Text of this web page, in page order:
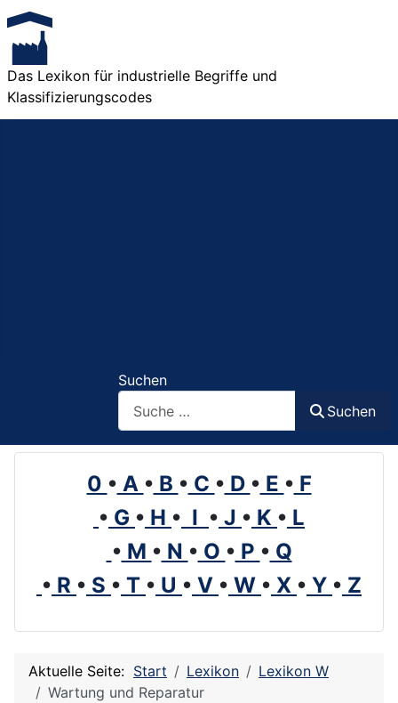
Das Lexikon für industrielle Begriffe und
Klassifizierungscodes
Suchen
Suchen
0 • A • B • C • D • E • F
• G • H • I • J • K • L
• M • N • O • P • Q
• R • S • T • U • V • W • X • Y • Z
Aktuelle Seite: Start Lexikon
Lexikon W
Wartung und Reparatur